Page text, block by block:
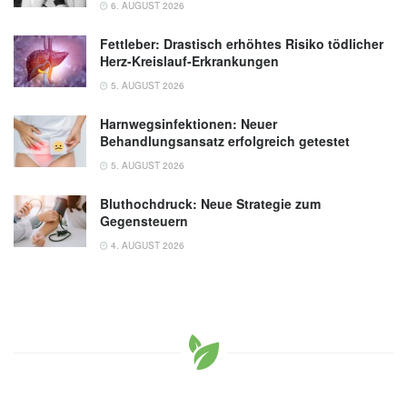
6. AUGUST 2026
Fettleber: Drastisch erhöhtes Risiko tödlicher
Herz-Kreislauf-Erkrankungen
5. AUGUST 2026
Harnwegsinfektionen: Neuer
Behandlungsansatz erfolgreich getestet
5. AUGUST 2026
Bluthochdruck: Neue Strategie zum
Gegensteuern
4. AUGUST 2026